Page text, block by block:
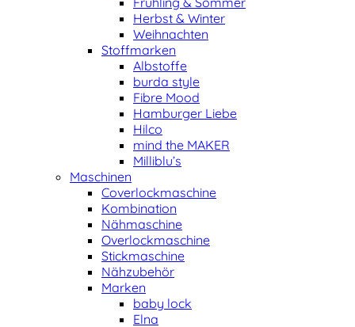
Herbst & Winter
Weihnachten
Stoffmarken
Albstoffe
burda style
Fibre Mood
Hamburger Liebe
Hilco
mind the MAKER
Milliblu’s
Maschinen
Coverlockmaschine
Kombination
Nähmaschine
Overlockmaschine
Stickmaschine
Nähzubehör
Marken
baby lock
Elna